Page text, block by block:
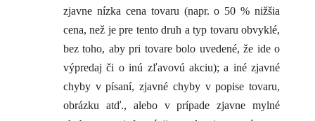
zjavne nízka cena tovaru (napr. o 50 % nižšia
cena, než je pre tento druh a typ tovaru obvyklé,
bez toho, aby pri tovare bolo uvedené, že ide o
výpredaj či o inú zľavovú akciu); a iné zjavné
chyby v písaní, zjavné chyby v popise tovaru,
obrázku atď., alebo v prípade zjavne mylné